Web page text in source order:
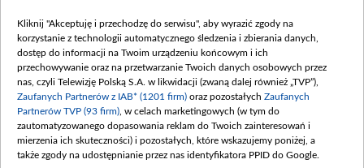
Procedura zgłoszeń wewnętrznych
Kliknij "Akceptuję i przechodzę do serwisu", aby wyrazić zgody na
korzystanie z technologii automatycznego śledzenia i zbierania danych,
dostęp do informacji na Twoim urządzeniu końcowym i ich
przechowywanie oraz na przetwarzanie Twoich danych osobowych przez
nas, czyli Telewizję Polską S.A. w likwidacji (zwaną dalej również „TVP”),
Zaufanych Partnerów z IAB* (1201 firm) oraz pozostałych Zaufanych
Partnerów TVP (93 firm) , w celach marketingowych (w tym do
zautomatyzowanego dopasowania reklam do Twoich zainteresowań i
mierzenia ich skuteczności) i pozostałych, które wskazujemy poniżej, a
także zgody na udostępnianie przez nas identyfikatora PPID do Google.